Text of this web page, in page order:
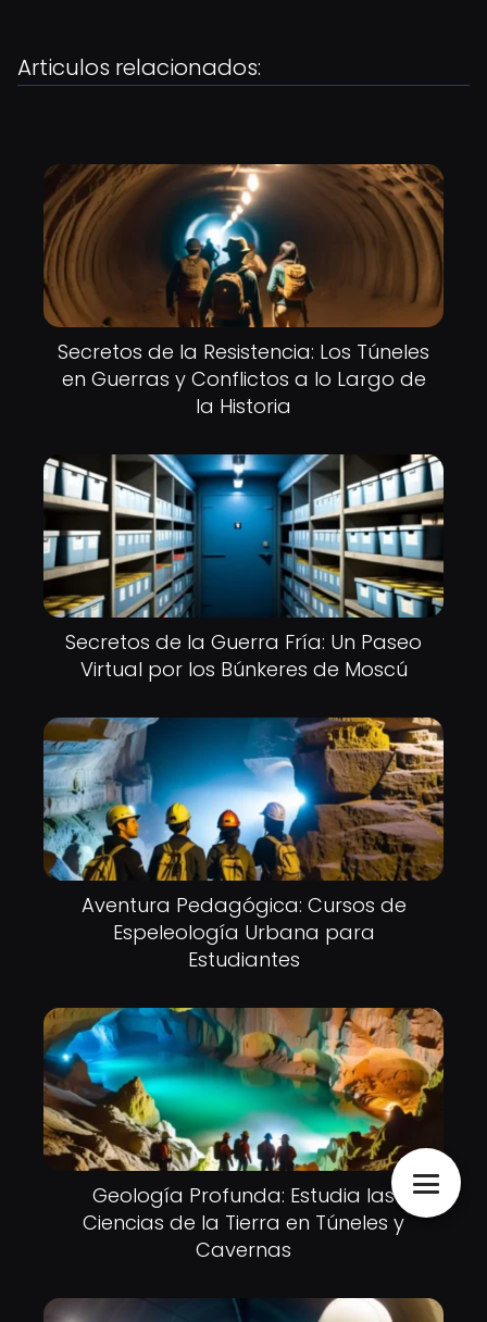
Articulos relacionados:
Secretos de la Resistencia: Los Túneles
en Guerras y Conflictos a lo Largo de
la Historia
Secretos de la Guerra Fría: Un Paseo
Virtual por los Búnkeres de Moscú
Aventura Pedagógica: Cursos de
Espeleología Urbana para
Estudiantes
Geología Profunda: Estudia las
Ciencias de la Tierra en Túneles y
Cavernas